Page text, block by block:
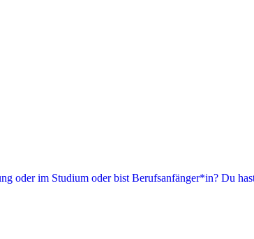
oder im Studium oder bist Berufsanfänger*in? Du